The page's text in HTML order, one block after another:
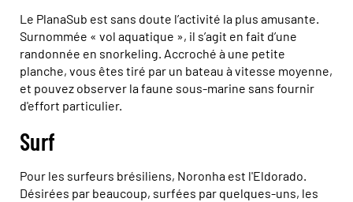
Le PlanaSub est sans doute l’activité la plus amusante.
Surnommée « vol aquatique », il s’agit en fait d’une
randonnée en snorkeling. Accroché à une petite
planche, vous êtes tiré par un bateau à vitesse moyenne,
et pouvez observer la faune sous-marine sans fournir
d'effort particulier.
Surf
Pour les surfeurs brésiliens, Noronha est l'Eldorado.
Désirées par beaucoup, surfées par quelques-uns, les